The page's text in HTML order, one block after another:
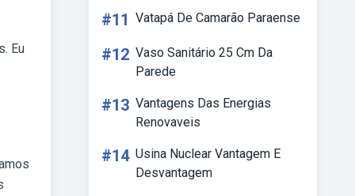
Eu
#11 Vatapá De Camarão Paraense
#12 Vaso Sanitário 25 Cm Da
Parede
#13 Vantagens Das Energias
Renovaveis
#14 Usina Nuclear Vantagem E
Desvantagem